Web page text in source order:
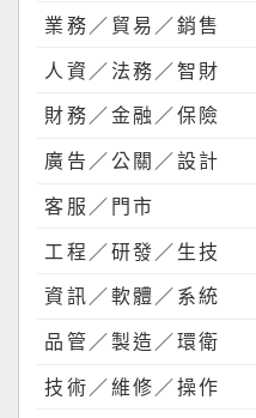
業務／貿易／銷售
人資／法務／智財
財務／金融／保險
廣告／公關／設計
客服／門市
工程／研發／生技
資訊／軟體／系統
品管／製造／環衛
技術／維修／操作